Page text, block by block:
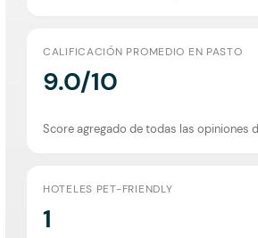
CALIFICACIÓN PROMEDIO EN PASTO
9.0/10
Score agregado de todas las opiniones
HOTELES PET-FRIENDLY
1